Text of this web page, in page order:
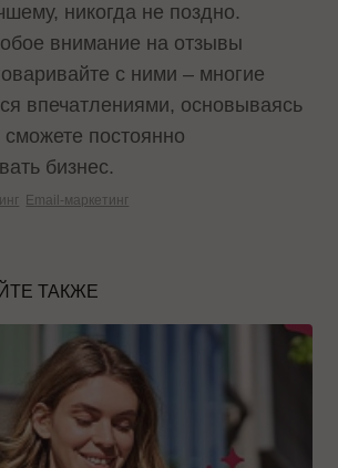
никогда не поздно.
внимание на отзывы
с ними – многие
впечатлениями, основываясь
постоянно
бизнес.
Email-маркетинг
ТАКЖЕ